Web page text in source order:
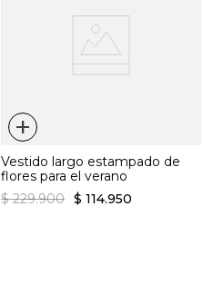
+
Vestido largo estampado de
flores para el verano
$ 229.900 $ 114.950